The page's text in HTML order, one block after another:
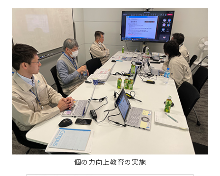
個の力向上教育の実施